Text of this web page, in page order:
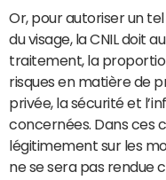
Or, pour autoriser un
du visage, la CNIL doit
traitement, la
risques en matière de
privée, la sécurité et
concernées. Dans ces
légitimement sur les
ne se sera pas rendue